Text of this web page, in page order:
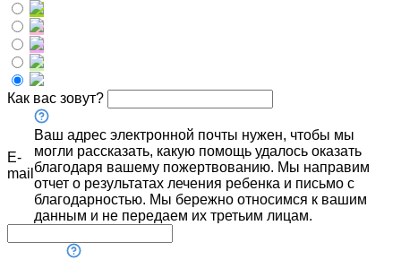
Как вас зовут?
E-
mail
Ваш адрес электронной почты нужен, чтобы мы
могли рассказать, какую помощь удалось оказать
благодаря вашему пожертвованию. Мы направим
отчет о результатах лечения ребенка и письмо с
благодарностью. Мы бережно относимся к вашим
данным и не передаем их третьим лицам.